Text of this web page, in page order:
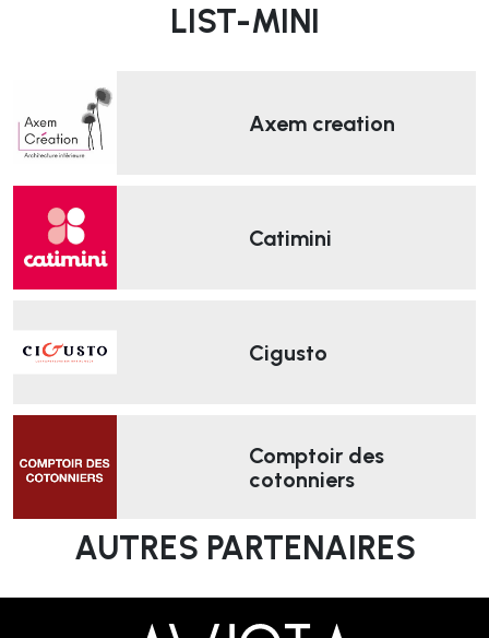
LIST-MINI
Axem creation
Catimini
Cigusto
Comptoir des
cotonniers
AUTRES PARTENAIRES